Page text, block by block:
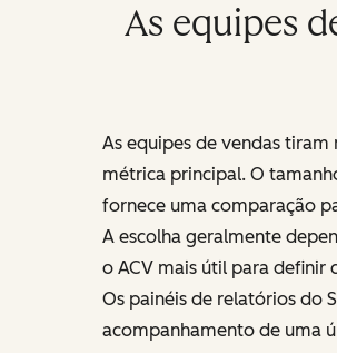
As equipes
As equipes de vendas
métrica principal. O
fornece uma comparação
A escolha geralmente
o ACV mais útil para definir
Os painéis de relatórios do
acompanhamento de uma